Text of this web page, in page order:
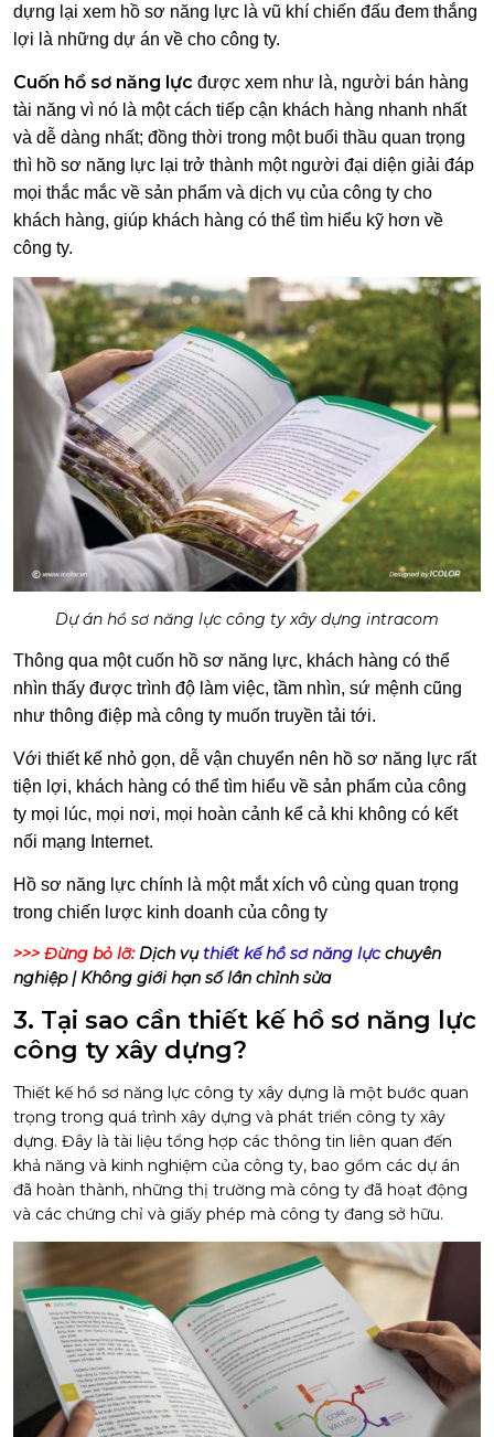
dựng lại xem hồ sơ năng lực là vũ khí chiến đấu đem thắng
lợi là những dự án về cho công ty.
Cuốn hồ sơ năng lực được xem như là, người bán hàng
tài năng vì nó là một cách tiếp cận khách hàng nhanh nhất
và dễ dàng nhất; đồng thời trong một buổi thầu quan trọng
thì hồ sơ năng lực lại trở thành một người đại diện giải đáp
mọi thắc mắc về sản phẩm và dịch vụ của công ty cho
khách hàng, giúp khách hàng có thể tìm hiểu kỹ hơn về
công ty.
Dự án hồ sơ năng lực công ty xây dựng intracom
Thông qua một cuốn hồ sơ năng lực, khách hàng có thể
nhìn thấy được trình độ làm việc, tầm nhìn, sứ mệnh cũng
như thông điệp mà công ty muốn truyền tải tới.
Với thiết kế nhỏ gọn, dễ vận chuyển nên hồ sơ năng lực rất
tiện lợi, khách hàng có thể tìm hiểu về sản phẩm của công
ty mọi lúc, mọi nơi, mọi hoàn cảnh kể cả khi không có kết
nối mạng Internet.
Hồ sơ năng lực chính là một mắt xích vô cùng quan trọng
trong chiến lược kinh doanh của công ty
>>> Đừng bỏ lỡ:Dịch vụthiết kế hồ sơ năng lựcchuyên
nghiệp | Không giới hạn số lần chỉnh sửa
3. Tại sao cần thiết kế hồ sơ năng lực
công ty xây dựng?
Thiết kế hồ sơ năng lực công ty xây dựng là một bước quan
trọng trong quá trình xây dựng và phát triển công ty xây
dựng. Đây là tài liệu tổng hợp các thông tin liên quan đến
khả năng và kinh nghiệm của công ty, bao gồm các dự án
đã hoàn thành, những thị trường mà công ty đã hoạt động
và các chứng chỉ và giấy phép mà công ty đang sở hữu.